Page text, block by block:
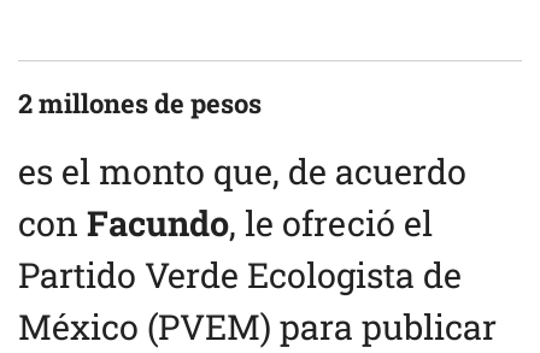
2 millones de pesos
es el monto que, de acuerdo
con Facundo, le ofreció el
Partido Verde Ecologista de
México (PVEM) para publicar